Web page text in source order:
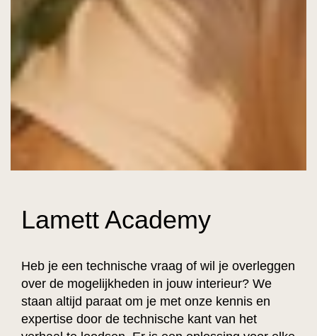
Lamett Academy
Heb je een technische vraag of wil je overleggen
over de mogelijkheden in jouw interieur? We
staan altijd paraat om je met onze kennis en
expertise door de technische kant van het